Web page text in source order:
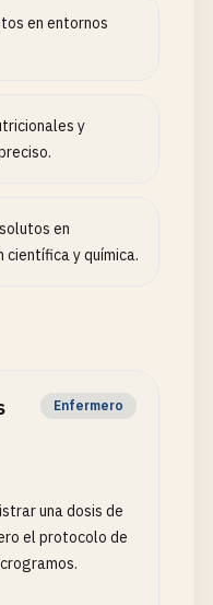
en entornos
y
en
y química.
Enfermero
una dosis de
el protocolo de